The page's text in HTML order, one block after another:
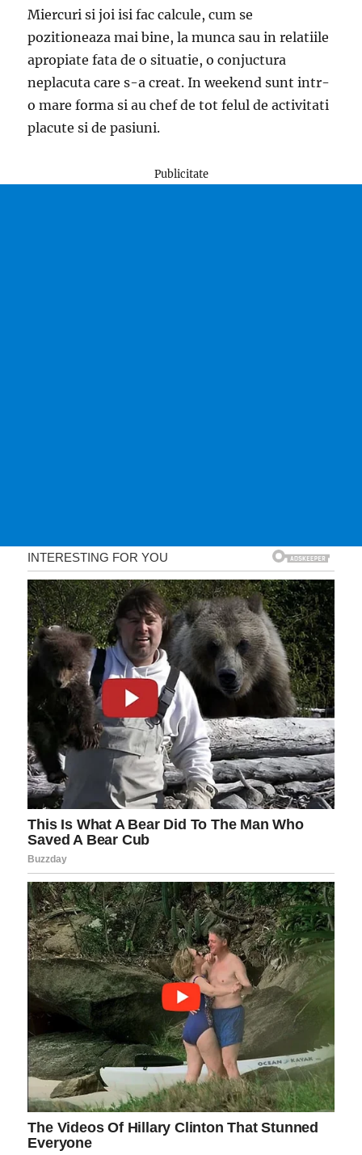
Miercuri si joi isi fac calcule, cum se
pozitioneaza mai bine, la munca sau in relatiile
apropiate fata de o situatie, o conjuctura
neplacuta care s-a creat. In weekend sunt intr-
o mare forma si au chef de tot felul de activitati
placute si de pasiuni.
Publicitate